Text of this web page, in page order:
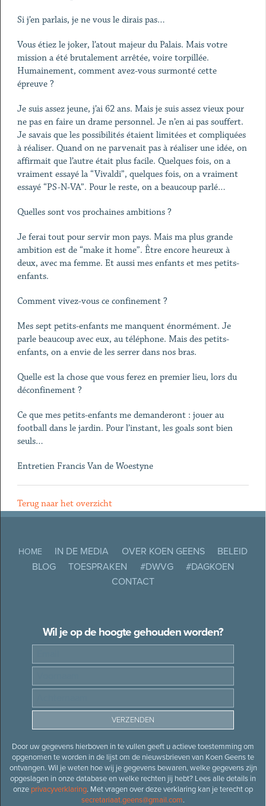
Si j’en parlais, je ne vous le dirais pas…
Vous étiez le joker, l’atout majeur du Palais. Mais votre
mission a été brutalement arrêtée, voire torpillée.
Humainement, comment avez-vous surmonté cette
épreuve ?
Je suis assez jeune, j’ai 62 ans. Mais je suis assez vieux pour
ne pas en faire un drame personnel. Je n’en ai pas souffert.
Je savais que les possibilités étaient limitées et compliquées
à réaliser. Quand on ne parvenait pas à réaliser une idée, on
affirmait que l’autre était plus facile. Quelques fois, on a
vraiment essayé la “Vivaldi”, quelques fois, on a vraiment
essayé “PS-N-VA”. Pour le reste, on a beaucoup parlé…
Quelles sont vos prochaines ambitions ?
Je ferai tout pour servir mon pays. Mais ma plus grande
ambition est de “make it home”. Être encore heureux à
deux, avec ma femme. Et aussi mes enfants et mes petits-
enfants.
Comment vivez-vous ce confinement ?
Mes sept petits-enfants me manquent énormément. Je
parle beaucoup avec eux, au téléphone. Mais des petits-
enfants, on a envie de les serrer dans nos bras.
Quelle est la chose que vous ferez en premier lieu, lors du
déconfinement ?
Ce que mes petits-enfants me demanderont : jouer au
football dans le jardin. Pour l’instant, les goals sont bien
seuls…
Entretien Francis Van de Woestyne
Terug naar het overzicht
HOME IN DE MEDIA OVER KOEN GEENS
BELEID
BLOG
TOESPRAKEN #DWVG
#DAGKOEN
CONTACT
Wil je op de hoogte gehouden worden?
Door uw gegevens hierboven in te vullen geeft u actieve toestemming om
opgenomen te worden in de lijst om de nieuwsbrieven van Koen Geens te
ontvangen. Wil je weten hoe wij je gegevens bewaren, welke gegevens zijn
opgeslagen in onze database en welke rechten jij hebt? Lees alle details in
onze privacyverklaring. Met vragen over deze verklaring kan je terecht op
secretariaat.geens@gmail.com.